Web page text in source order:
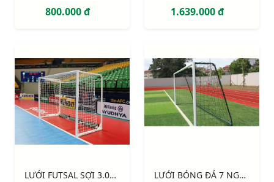
800.000 đ 1.639.000 đ
LƯỚI FUTSAL SỢI 3.0MM, Ô ĐƠN 100MM S16862W LƯỚI BÓNG ĐÁ 7 NGƯỜI SỢI 3MM S12765W